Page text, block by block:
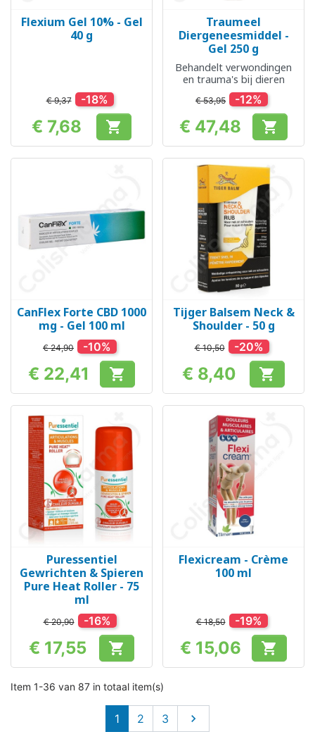
Flexium Gel 10% - Gel
40 g
€ 9,37 -18%
Prijs
€ 7,68 
Traumeel
Diergeneesmiddel -
Gel 250 g
Behandelt verwondingen
en trauma's bij dieren
€ 53,95 -12%
Prijs
€ 47,48 
CanFlex Forte CBD 1000
mg - Gel 100 ml
€ 24,90 -10%
Prijs
€ 22,41 
Tijger Balsem Neck &
Shoulder - 50 g
€ 10,50 -20%
Prijs
€ 8,40 
Puressentiel
Gewrichten & Spieren
Pure Heat Roller - 75
ml
€ 20,90 -16%
Prijs
€ 17,55 
Flexicream - Crème
100 ml
€ 18,50 -19%
Prijs
€ 15,06 
Item 1-36 van 87 in totaal item(s)
1 2 3 Volgende
